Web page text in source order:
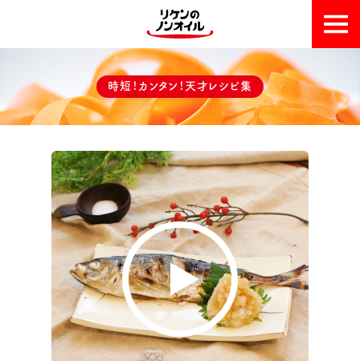
おいしい理由
天才レシピ集
時短！カンタン！天才レシピ集